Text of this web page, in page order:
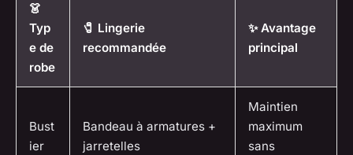
👗
Typ
e de
robe
🧷 Lingerie
recommandée
✨ Avantage
principal
Bust
ier
Bandeau à armatures +
jarretelles
Maintien
maximum
sans